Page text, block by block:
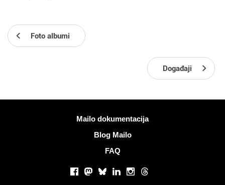
Foto albumi
Događaji
Mailo dokumentacija
Blog Mailo
FAQ
Facebook
Mastodon
BlueskyLinkedInInstagram
Threads